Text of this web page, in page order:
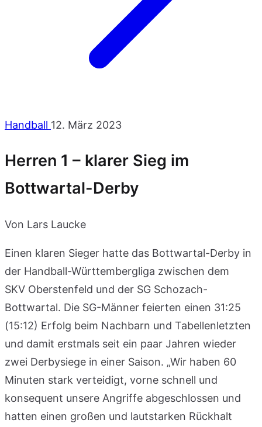
Handball 12. März 2023
Herren 1 – klarer Sieg im
Bottwartal-Derby
Von Lars Laucke
Einen klaren Sieger hatte das Bottwartal-Derby in
der Handball-Württembergliga zwischen dem
SKV Oberstenfeld und der SG Schozach-
Bottwartal. Die SG-Männer feierten einen 31:25
(15:12) Erfolg beim Nachbarn und Tabellenletzten
und damit erstmals seit ein paar Jahren wieder
zwei Derbysiege in einer Saison. „Wir haben 60
Minuten stark verteidigt, vorne schnell und
konsequent unsere Angriffe abgeschlossen und
hatten einen großen und lautstarken Rückhalt